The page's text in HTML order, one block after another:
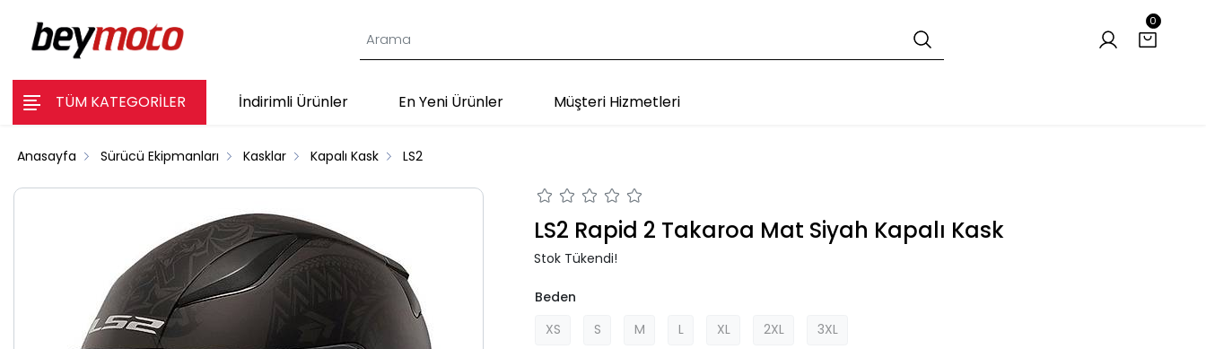
0
TÜM KATEGORİLER İndirimli Ürünler En Yeni Ürünler Müşteri Hizmetleri
Anasayfa Sürücü Ekipmanları Kasklar Kapalı Kask LS2
LS2 Rapid 2 Takaroa Mat Siyah Kapalı Kask
Stok Tükendi!
Beden
XS
S M L XL 2XL 3XL